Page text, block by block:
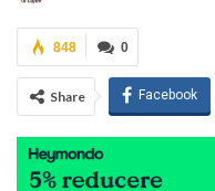
0
848
Share Facebook